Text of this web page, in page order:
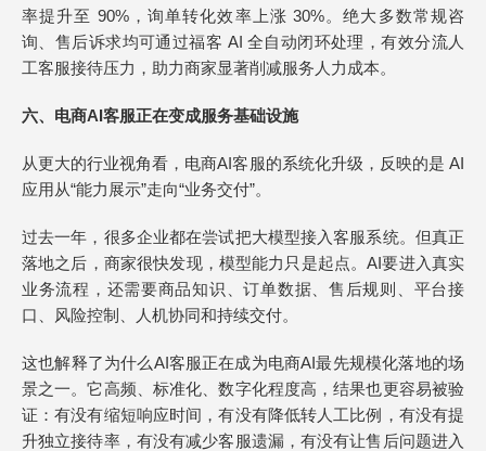
率提升至 90%，询单转化效率上涨 30%。绝大多数常规咨
询、售后诉求均可通过福客 AI 全自动闭环处理，有效分流人
工客服接待压力，助力商家显著削减服务人力成本。
六、电商AI客服正在变成服务基础设施
从更大的行业视角看，电商AI客服的系统化升级，反映的是 AI
应用从“能力展示”走向“业务交付”。
过去一年，很多企业都在尝试把大模型接入客服系统。但真正
落地之后，商家很快发现，模型能力只是起点。AI要进入真实
业务流程，还需要商品知识、订单数据、售后规则、平台接
口、风险控制、人机协同和持续交付。
这也解释了为什么AI客服正在成为电商AI最先规模化落地的场
景之一。它高频、标准化、数字化程度高，结果也更容易被验
证：有没有缩短响应时间，有没有降低转人工比例，有没有提
升独立接待率，有没有减少客服遗漏，有没有让售后问题进入